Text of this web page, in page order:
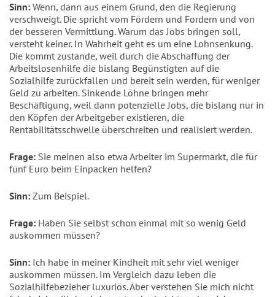
Sinn: Wenn, dann aus einem Grund, den die Regierung
verschweigt. Die spricht vom Fördern und Fordern und von
der besseren Vermittlung. Warum das Jobs bringen soll,
versteht keiner. In Wahrheit geht es um eine Lohnsenkung.
Die kommt zustande, weil durch die Abschaffung der
Arbeitslosenhilfe die bislang Begünstigten auf die
Sozialhilfe zurückfallen und bereit sein werden, für weniger
Geld zu arbeiten. Sinkende Löhne bringen mehr
Beschäftigung, weil dann potenzielle Jobs, die bislang nur in
den Köpfen der Arbeitgeber existieren, die
Rentabilitätsschwelle überschreiten und realisiert werden.
Frage: Sie meinen also etwa Arbeiter im Supermarkt, die für
fünf Euro beim Einpacken helfen?
Sinn: Zum Beispiel.
Frage: Haben Sie selbst schon einmal mit so wenig Geld
auskommen müssen?
Sinn: Ich habe in meiner Kindheit mit sehr viel weniger
auskommen müssen. Im Vergleich dazu leben die
Sozialhilfebezieher luxuriös. Aber verstehen Sie mich nicht